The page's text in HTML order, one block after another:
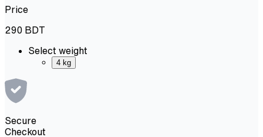
Price
290 BDT
Select weight
4 kg
Secure
Checkout